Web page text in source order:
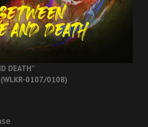
DEATH”
(WLKR-0107/0108)